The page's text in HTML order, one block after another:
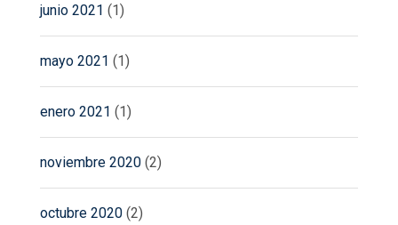
junio 2021 (1)
mayo 2021 (1)
enero 2021 (1)
noviembre 2020 (2)
octubre 2020 (2)